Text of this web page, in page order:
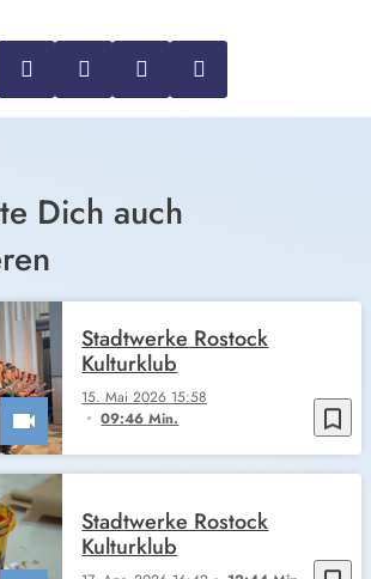
Dich auch
bookmark_border
15. Mai 2026 15:58
09:46 Min.
Stadtwerke Rostock
Kulturklub
Stadtwerke Rostock
Kulturklub